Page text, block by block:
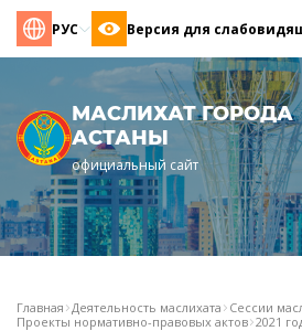
РУС Версия для
МАСЛИХАТ ГОРОДА
АСТАНЫ
официальный сайт
Главная Деятельность маслихата Сессии
Проекты нормативно-правовых актов 2021